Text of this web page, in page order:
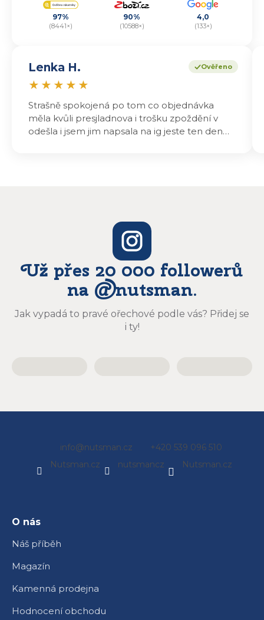
97%
(8441×)
90%
(10588×)
4,0
(133×)
Ověřeno
Lenka H.
★ ★ ★ ★ ★
Strašně spokojená po tom co objednávka
měla kvůli presjladnova i trošku zpoždění v
odešla i jsem jim napsala na ig jeste ten den
Už přes 20 000 followerů
na @nutsman.
Jak vypadá to pravé ořechové podle vás? Přidej se
i ty!
info@nutsman.cz
+420 539 096 510
Nutsman.cz
nutsmancz Nutsman.cz
O nás
Náš příběh
Magazín
Kamenná prodejna
Hodnocení obchodu